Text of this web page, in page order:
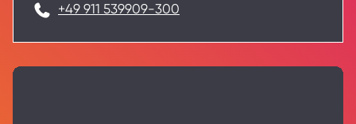
+49 911 539909-300